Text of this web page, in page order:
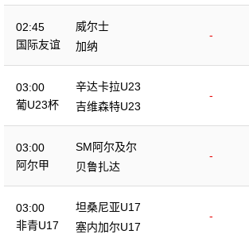
02:45
国际友谊
威尔士
-
加纳
03:00
葡U23杯
辛达卡拉U23
-
吉维森特U23
03:00
阿尔甲
SM阿尔及尔
-
贝鲁扎达
03:00
非青U17
坦桑尼亚U17
-
塞内加尔U17